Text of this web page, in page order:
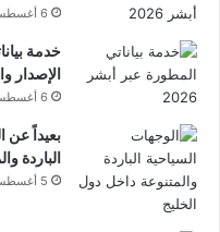
6 أغسطس، 2026
الإصدار
6 أغسطس، 2026
بعيداً عن
الباردة
5 أغسطس، 2026